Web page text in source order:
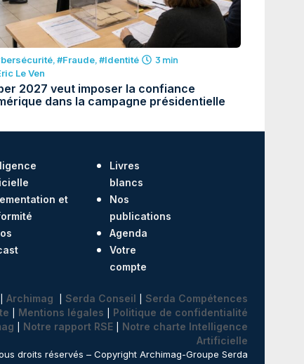
,#Fraude,#Identité
3 min
Le Ven
2027 veut imposer la confiance
dans la campagne présidentielle
et
Livres
blancs
Nos
publications
Agenda
Votre
compte
Archimag Serda Conseil
Serda Compétences
Mentions légales
Politique de confidentialité
Notre rapport RSE
Notre charte Intelligence
Artificielle
droits réservés – Copyright Archimag-Groupe Serda